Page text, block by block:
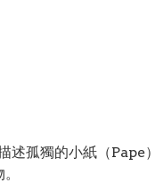
述孤獨的小紙（Pape